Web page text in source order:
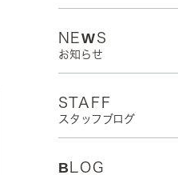
NEWS
お知らせ
STAFF
スタッフブログ
BLOG